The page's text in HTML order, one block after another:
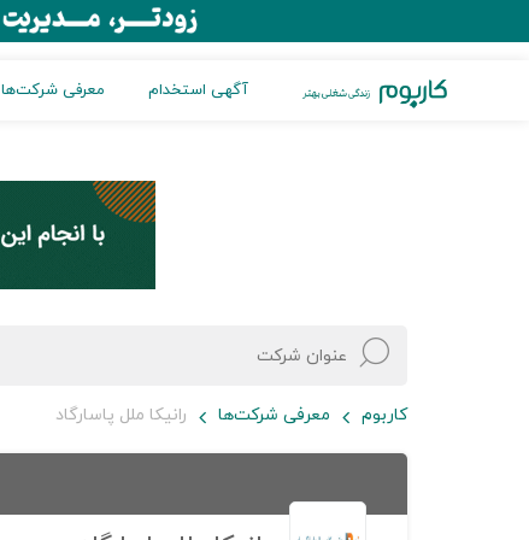
آگهی استخدام معرفی شرکت‌ها
کاربوم معرفی شرکت‌ها رانیکا ملل پاسارگاد